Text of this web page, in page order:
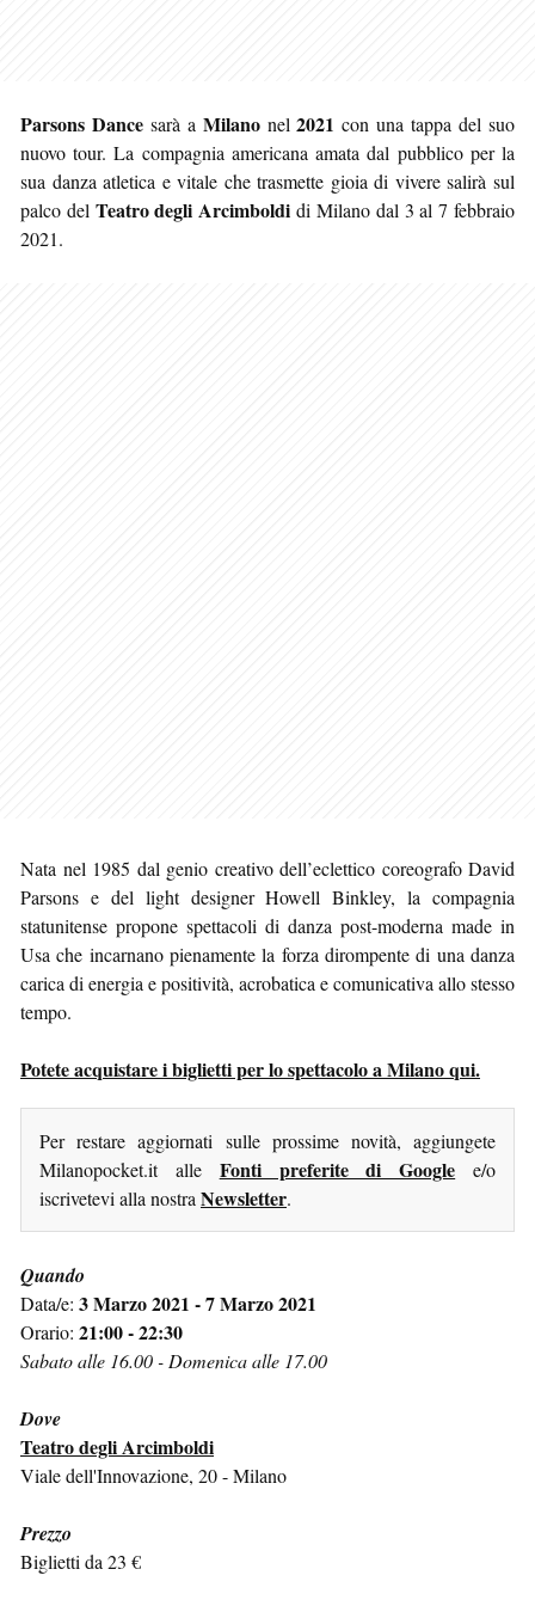
Parsons Dancesarà a Milanonel2021 con una tappa del suo
nuovo tour. La compagnia americana amata dal pubblico per la
sua danza atletica e vitale che trasmette gioia di vivere salirà sul
palco del Teatro degli Arcimboldi di Milano dal 3 al 7 febbraio
2021.
Nata nel 1985 dal genio creativo dell’eclettico coreografo David
Parsons e del light designer Howell Binkley, la compagnia
statunitense propone spettacoli di danza post-moderna made in
Usa che incarnano pienamente la forza dirompente di una danza
carica di energia e positività, acrobatica e comunicativa allo stesso
tempo.
Potete acquistare i biglietti per lo spettacolo a Milano qui.
Per restare aggiornati sulle prossime novità, aggiungete
Milanopocket.it alle Fonti preferite di Google e/o
iscrivetevi alla nostra Newsletter.
Quando
Data/e: 3 Marzo 2021 - 7 Marzo 2021
Orario: 21:00 - 22:30
Sabato alle 16.00 - Domenica alle 17.00
Dove
Teatro degli Arcimboldi
Viale dell'Innovazione, 20 - Milano
Prezzo
Biglietti da 23 €